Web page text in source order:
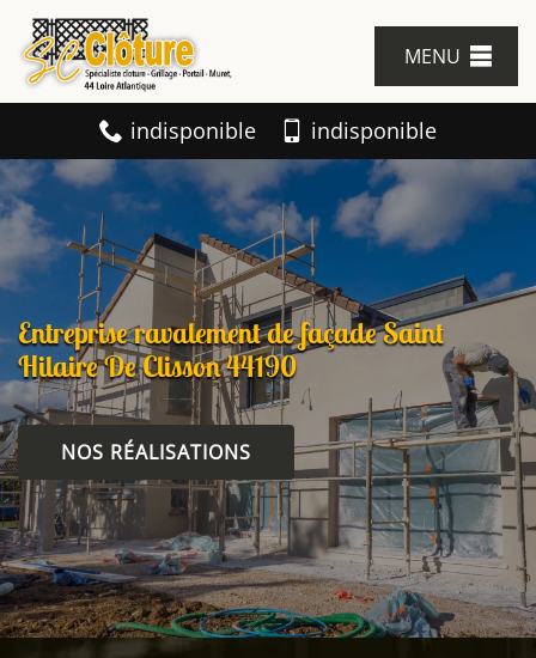
MENU
indisponible indisponible
Entreprise ravalement de façade Saint
Hilaire De Clisson 44190
NOS RÉALISATIONS